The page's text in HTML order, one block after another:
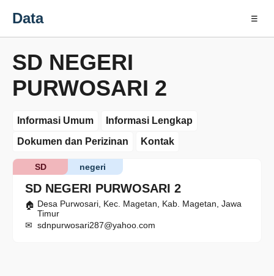
Data ☰
SD NEGERI
PURWOSARI 2
Informasi Umum
Informasi Lengkap
Dokumen dan Perizinan
Kontak
SD NEGERI PURWOSARI 2
negeri
SD
Desa Purwosari, Kec. Magetan, Kab. Magetan, Jawa
Timur
sdnpurwosari287@yahoo.com